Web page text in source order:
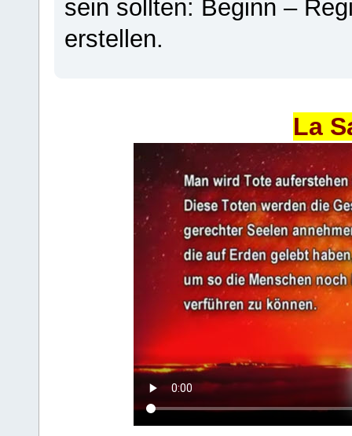
sein sollten: Beginn –
erstellen.
La